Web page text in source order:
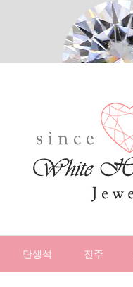
탄생석 진주